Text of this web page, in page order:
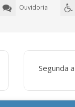
Ouvidoria
Segunda